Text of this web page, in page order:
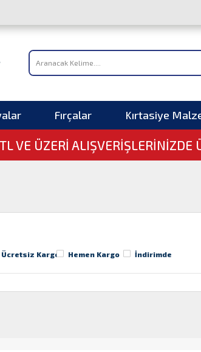
Fırçalar Kırtasiye
VE ÜZERI ALIŞVERIŞLERINIZDE
Ücretsiz Kargo Hemen Kargo İndirimde